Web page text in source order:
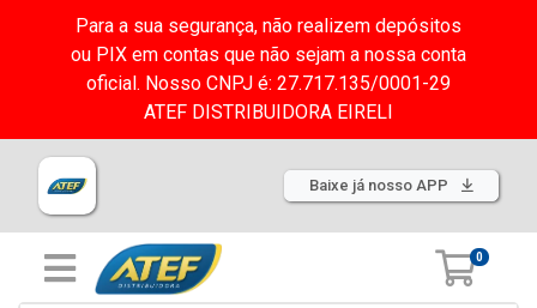
Para a sua segurança, não realizem depósitos
ou PIX em contas que não sejam a nossa conta
oficial. Nosso CNPJ é: 27.717.135/0001-29
ATEF DISTRIBUIDORA EIRELI
Baixe já nosso APP
0